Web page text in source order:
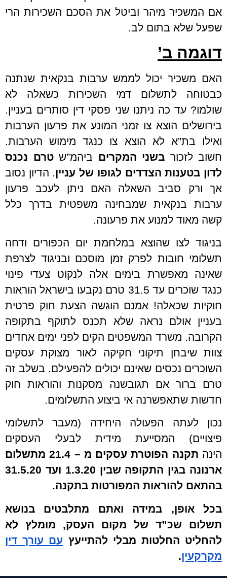
אם המשכיר מיהר וביטל את הסכם השכירות הרי
שפעל שלא בתום לב.
דוגמה ב’
האם משכיר יכול לממש ערבות בנקאית שנתנה
כבטוחה לתשלום דמי השכירות כשאלה לא
שולמו? עד כה ניתנו שני פסקי דין סותרים בעניין.
בירושלים הוצא צו זמני המונע את פרעון הערבות
ואילו בת”א לא הוצא צו כנגד מימוש הערבות.
חשוב לזכור בשני המקרים ביהמ”שטרם נכנס
לדון בטענות הצדדים לגופו של עניין . הדיון נסוב
אך ורק סביב השאלה האם ניתן לעכב פרעון
ערבות בנקאית שמבחינה משפטית בדרך כלל
קשה מאוד למנוע את פרעונה.
בניגוד לצו שהוצא במלחמת יום הכפורים ודחה
תשלומי חובות לפרק זמן מוסכם ובניגוד לצרפת
שאינה מאפשרת בימים אלה לנקוט צעדי פינוי
כנגד שוכרים עד 31.5 טרם נקבעו בישראל הוראות
חוקיות שכאלה! אמנם הוגשה הצעת חוק פרטית
בעניין אולם נראה שלא תכנס לתוקף בתקופה
הקרובה. משרד המשפטים הקים לפני ימים אחדים
צוות שיבחן תיקוני חקיקה לאור מצוקת עסקים
השוכרים נכסים שאינם יכולים להפעילם. בשלב זה
טרם ברור אם תגובשנה מסקנות והוראות חוק
חדשות שתאפשרנה אי ביצוע התשלומים.
נכון לעתה הפעולה היחידה (מעבר לתשלומי
פיצויים) המסייעת מידית לבעלי העסקים
הינה
תקנה הפוטרת עסקים מ – 21.4 מתשלום
ארנונה בגין התקופה שבין 1.3.20 ועד 31.5.20
בהתאם להוראות המפורטות בתקנה.
בכל אופן, במידה ואתם מתלבטים בנושא
תשלום שכ”ד של מקום העסק, מומלץ לא
להחליט החלטות מבלי להתייעץ עם עורך דין
מקרקעין.